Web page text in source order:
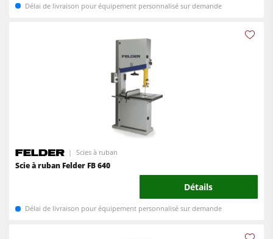
Délai de livraison pour équipement personnalisé sur demande
Scies à ruban
Scie à ruban Felder FB 640
Détails
Délai de livraison pour équipement personnalisé sur demande